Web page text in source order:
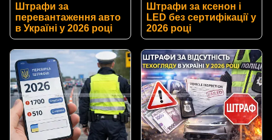
Штрафи за
перевантаження авто
в Україні у 2026 році
Штрафи за ксенон і
LED без сертифікації у
2026 році